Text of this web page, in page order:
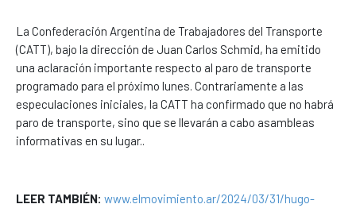
La Confederación Argentina de Trabajadores del Transporte
(CATT), bajo la dirección de Juan Carlos Schmid, ha emitido
una aclaración importante respecto al paro de transporte
programado para el próximo lunes. Contrariamente a las
especulaciones iniciales, la CATT ha confirmado que no habrá
paro de transporte, sino que se llevarán a cabo asambleas
informativas en su lugar..
LEER TAMBIÉN: www.elmovimiento.ar/2024/03/31/hugo-